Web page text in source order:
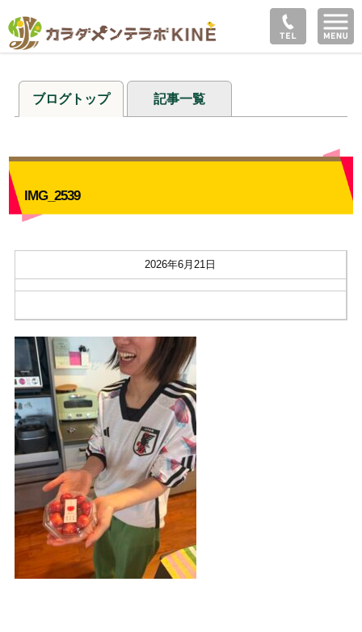
ブログトップ 記事一覧
IMG_2539
2026年6月21日